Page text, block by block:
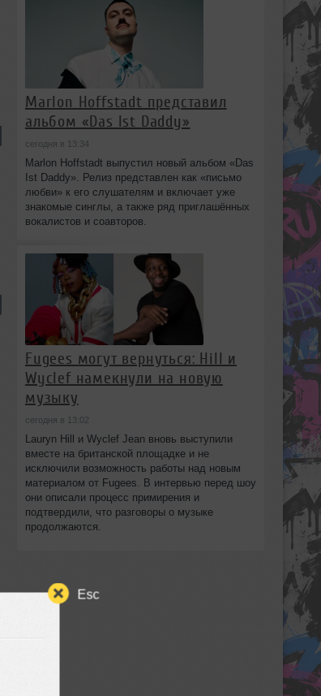
Esc
Marlon Hoffstadt представил
альбом «Das Ist Daddy»
сегодня в 13:34
Marlon Hoffstadt выпустил новый альбом «Das
Ist Daddy». Релиз представлен как «письмо
любви» к его слушателям и включает уже
знакомые синглы, а также ряд приглашённых
вокалистов и соавторов.
Fugees могут вернуться: Hill и
Wyclef намекнули на новую
музыку
сегодня в 13:02
Lauryn Hill и Wyclef Jean вновь выступили
вместе на британской площадке и не
исключили возможность работы над новым
материалом от Fugees. В интервью перед шоу
они описали процесс примирения и
подтвердили, что разговоры о музыке
продолжаются.